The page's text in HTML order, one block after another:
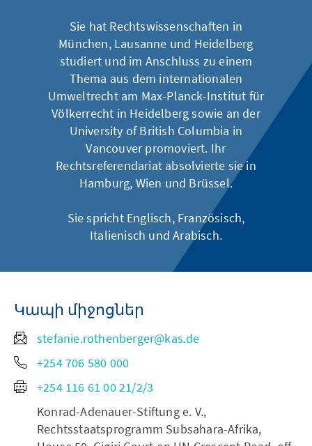
Sie hat Rechtswissenschaften in
München, Lausanne und Heidelberg
studiert und im Anschluss zu einem
Thema aus dem internationalen
Umweltrecht am Max-Planck-Institut für
Völkerrecht in Heidelberg sowie an der
University of British Columbia in
Vancouver promoviert. Ihr
Rechtsreferendariat absolvierte sie in
Hamburg, Wien und Brüssel.
Sie spricht Englisch, Französisch,
Italienisch und Arabisch.
Կապի միջոցներ
stefanie.rothenberger@kas.de
+254 706 580 000
+254 116 61 00 21/2/3
Konrad-Adenauer-Stiftung e. V.,
Rechtsstaatsprogramm Subsahara-Afrika,